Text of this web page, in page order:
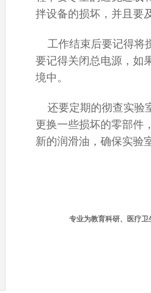
拌设备的损坏，并且要
工作结束后要记得将
要记得关闭总电源，如
境中。
还要定期的彻查实验
更换一些损坏的零部件
新的润滑油，确保实验
专业为教育科研、医疗卫